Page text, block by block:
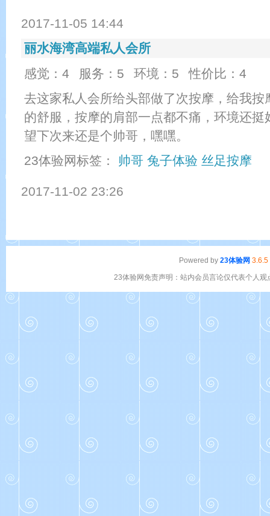
2017-11-05 14:44
丽水海湾高端私人会所
感觉：4
服务：5 环境：5
性价比：4
去这家私人会所给头部做了次按摩，给我
的舒服，按摩的肩部一点都不痛，环境还
望下次来还是个帅哥，嘿嘿。
23体验网标签： 帅哥 兔子体验 丝足按摩
2017-11-02 23:26
Powered by 23体验网 3.6.5
23体验网免责声明：站内会员言论仅代表个人